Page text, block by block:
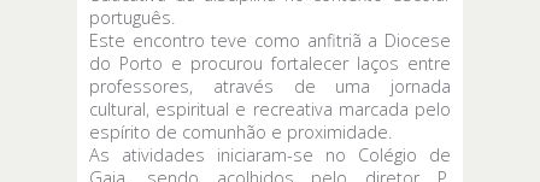
português.
Este encontro teve como anfitriã a Diocese
do Porto e procurou fortalecer laços entre
professores, através de uma jornada
cultural, espiritual e recreativa marcada pelo
espírito de comunhão e proximidade.
As atividades iniciaram-se no Colégio de
Gaia, sendo acolhidos pelo diretor P.